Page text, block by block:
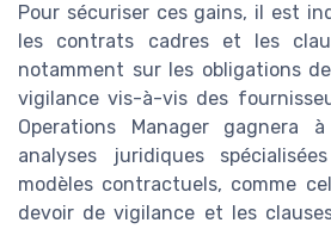
Pour sécuriser ces gains, il est
les contrats cadres et les
notamment sur les obligations
vigilance vis-à-vis des
Operations Manager gagnera
analyses juridiques
modèles contractuels, comme
devoir de vigilance et les